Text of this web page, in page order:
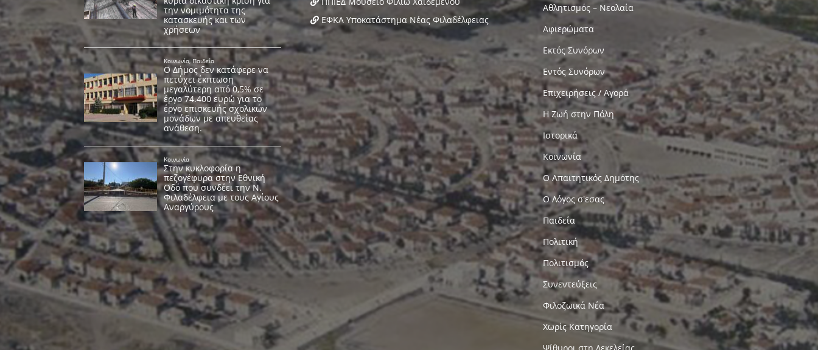
ΕΦΚΑ Υποκατάστημα Νέας Φιλαδέλφειας
Αθλητισμός – Νεολαία
Αφιερώματα
Εκτός Συνόρων
Εντός Συνόρων
Επιχειρήσεις / Αγορά
Η Ζωή στην Πόλη
Ιστορικά
Κοινωνία
Ο Απαιτητικός Δημότης
Ο Λόγος σ'εσας
Παιδεία
Πολιτική
Πολιτισμός
Συνεντεύξεις
Φιλοζωικά Νέα
Χωρίς Κατηγορία